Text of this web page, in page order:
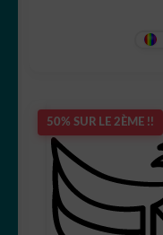
50% SUR LE 2ÈME !!